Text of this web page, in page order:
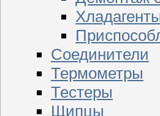
Соединители
Термометры
Тестеры
Щипцы